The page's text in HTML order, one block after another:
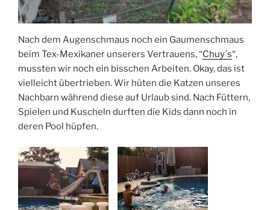
Nach dem Augenschmaus noch ein Gaumenschmaus
beim Tex-Mexikaner unserers Vertrauens, “Chuy´s“,
mussten wir noch ein bisschen Arbeiten. Okay, das ist
vielleicht übertrieben. Wir hüten die Katzen unseres
Nachbarn während diese auf Urlaub sind. Nach Füttern,
Spielen und Kuscheln durften die Kids dann noch in
deren Pool hüpfen.